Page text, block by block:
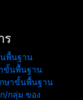
ร
พื้นฐาน
ขั้นพื้นฐาน
ษาขั้นพื้นฐาน
/กลุ่ม ของ